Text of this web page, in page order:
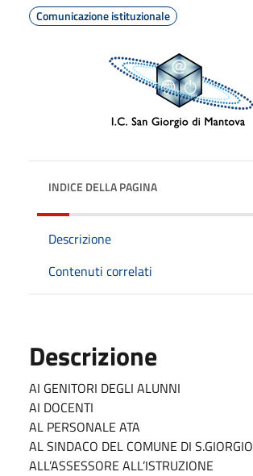
Comunicazione istituzionale
INDICE DELLA PAGINA
Descrizione
Contenuti correlati
Descrizione
AI GENITORI DEGLI ALUNNI
AI DOCENTI
AL PERSONALE ATA
AL SINDACO DEL COMUNE DI S.GIORGIO
ALL’ASSESSORE ALL’ISTRUZIONE